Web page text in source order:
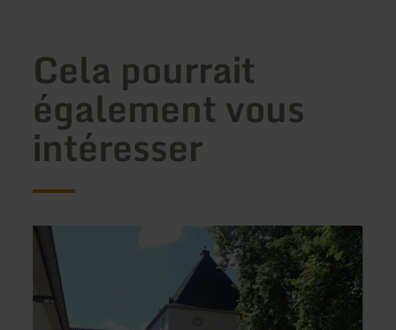
Cela pourrait
également vous
intéresser
savoir
Charmantes
Chateau
en
savoir
sur
: